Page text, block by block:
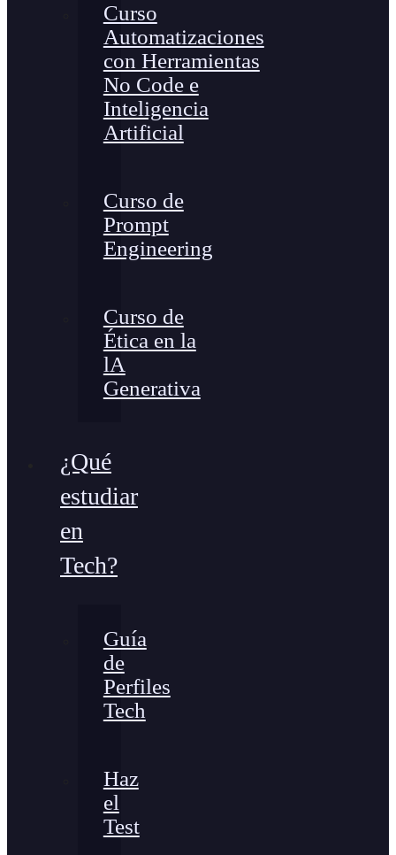
Curso
Automatizaciones
con Herramientas
No Code e
Inteligencia
Artificial
Curso de
Prompt
Engineering
Curso de
Ética en la
lA
Generativa
¿Qué
estudiar
en
Tech?
Guía
de
Perfiles
Tech
Haz
el
Test